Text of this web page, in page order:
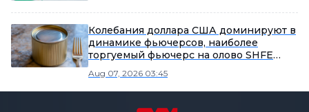
Колебания доллара США доминируют в
динамике фьючерсов, наиболее
торгуемый фьючерс на олово SHFE
олову на середину дня]
Aug 07, 2026 03:45